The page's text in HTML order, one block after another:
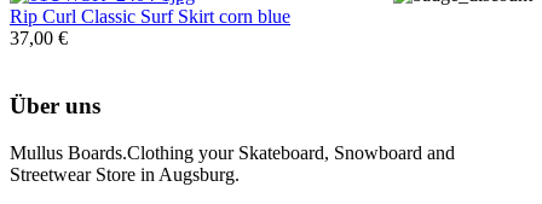
Rip Curl Classic Surf Skirt corn blue
37,00 €
Über uns
Mullus Boards.Clothing your Skateboard, Snowboard and
Streetwear Store in Augsburg.